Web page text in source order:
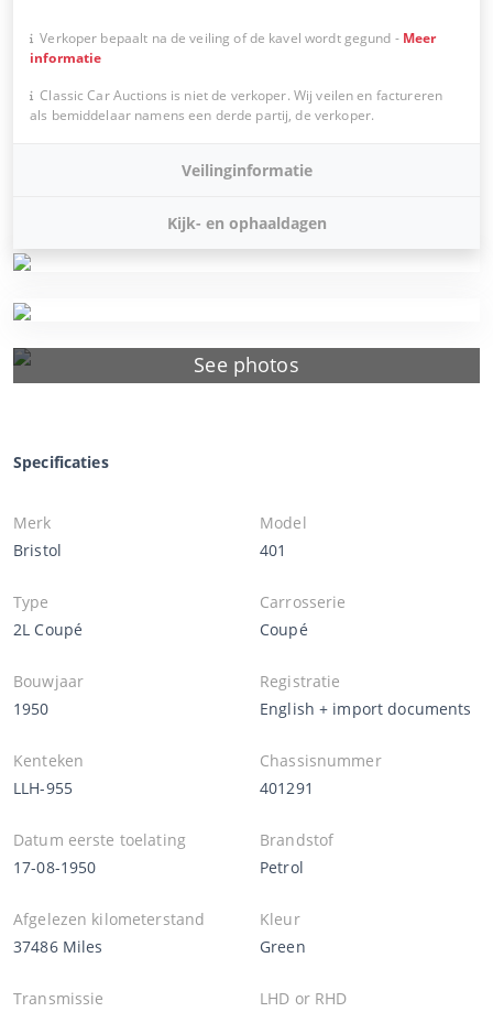
See photos
Verkoper bepaalt na de veiling of de kavel wordt gegund - Meer
informatie
Classic Car Auctions is niet de verkoper. Wij veilen en factureren
als bemiddelaar namens een derde partij, de verkoper.
Veilinginformatie
Kijk- en ophaaldagen
Specificaties
Merk
Bristol
Model
401
Type
2L Coupé
Carrosserie
Coupé
Bouwjaar
1950
Registratie
English + import documents
Kenteken
LLH-955
Chassisnummer
401291
Datum eerste toelating
17-08-1950
Brandstof
Petrol
Afgelezen kilometerstand
37486 Miles
Kleur
Green
Transmissie LHD or RHD